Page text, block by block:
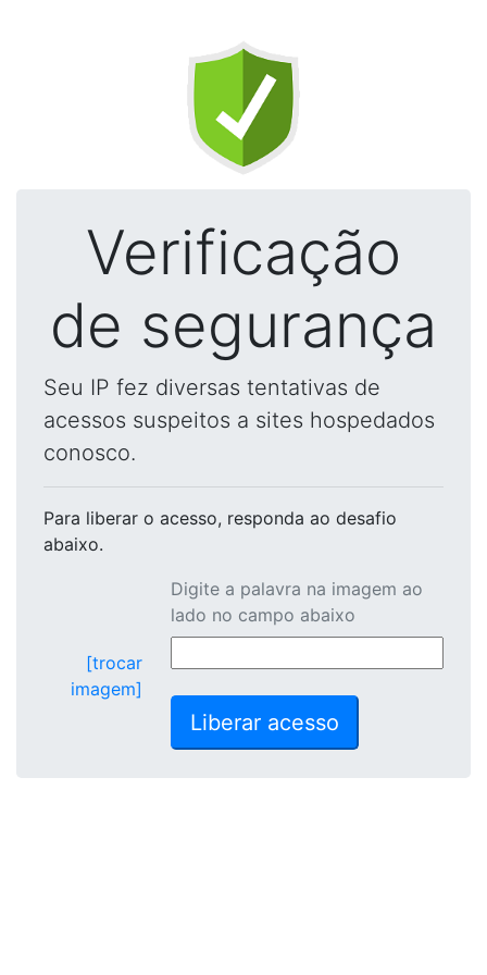
Verificação
de segurança
Seu IP fez diversas tentativas de
acessos suspeitos a sites hospedados
conosco.
Para liberar o acesso, responda ao desafio
abaixo.
[trocar
imagem]
Digite a palavra na imagem ao
lado no campo abaixo